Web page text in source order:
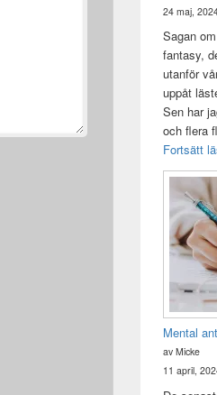
24 maj,
Sagan
fantasy,
utanför
uppåt
Sen har
och flera
Fortsätt
Mental
av Micke
11 april,